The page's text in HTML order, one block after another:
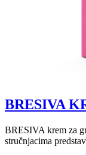
BRESIVA
BRESIVA krem za
stručnjacima